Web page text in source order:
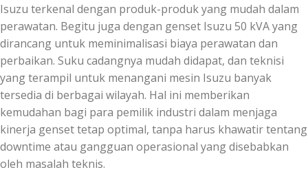
Isuzu terkenal dengan produk-produk yang mudah dalam
perawatan. Begitu juga dengan genset Isuzu 50 kVA yang
dirancang untuk meminimalisasi biaya perawatan dan
perbaikan. Suku cadangnya mudah didapat, dan teknisi
yang terampil untuk menangani mesin Isuzu banyak
tersedia di berbagai wilayah. Hal ini memberikan
kemudahan bagi para pemilik industri dalam menjaga
kinerja genset tetap optimal, tanpa harus khawatir tentang
downtime atau gangguan operasional yang disebabkan
oleh masalah teknis.